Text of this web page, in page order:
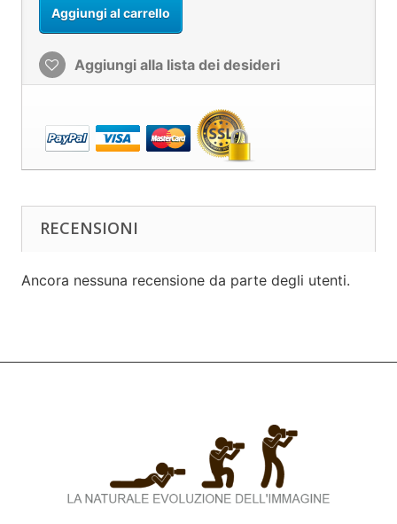
Aggiungi al carrello
Aggiungi alla lista dei desideri
RECENSIONI
Ancora nessuna recensione da parte degli utenti.